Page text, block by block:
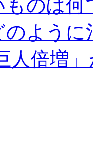
のは何
ように
人倍増